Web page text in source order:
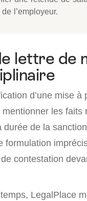
l’employeur.
lettre de
d’une mise à
les faits
durée de la
formulation
contestation
LegalPlace